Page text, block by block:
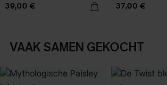
39,00 € 37,00 €
VAAK SAMEN GEKOCHT